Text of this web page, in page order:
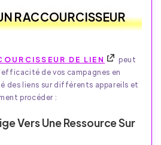
RACCOURCISSEUR
DE LIEN
peut
de vos campagnes en
des liens sur différents appareils et
procéder :
Vers Une Ressource Sur